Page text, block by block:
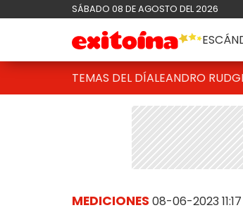
SÁBADO 08 DE AGOSTO DEL 2026
TEMAS DEL DÍALEANDRO RUD
MEDICIONES 08-06-2023 11:17